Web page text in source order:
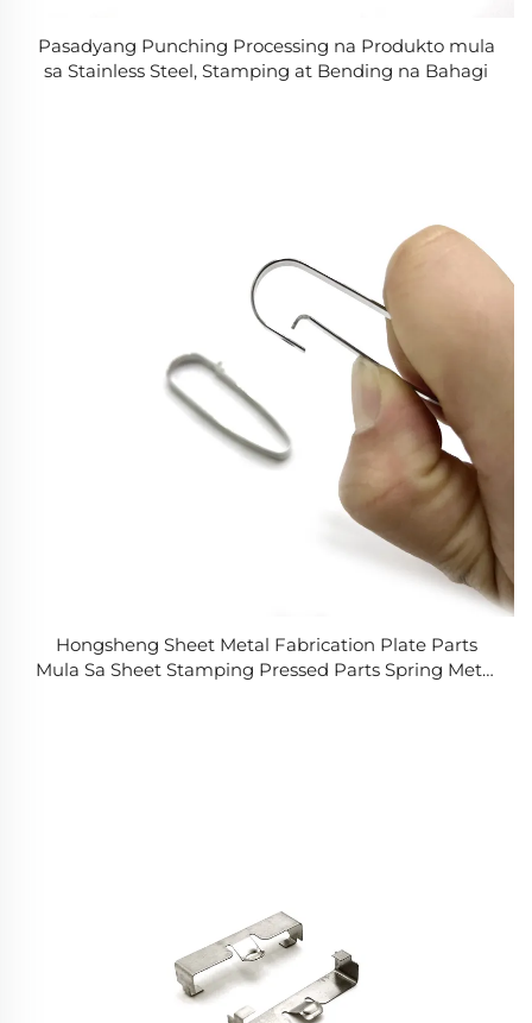
Pasadyang Punching Processing na Produkto mula
sa Stainless Steel, Stamping at Bending na Bahagi
Hongsheng Sheet Metal Fabrication Plate Parts
Mula Sa Sheet Stamping Pressed Parts Spring Metal